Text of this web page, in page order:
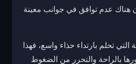
هناك عدم توافق في جوانب معينة
التي تحلم بارتداء حذاء واسع، فهذا
بالراحة والتحرر من الضغوط